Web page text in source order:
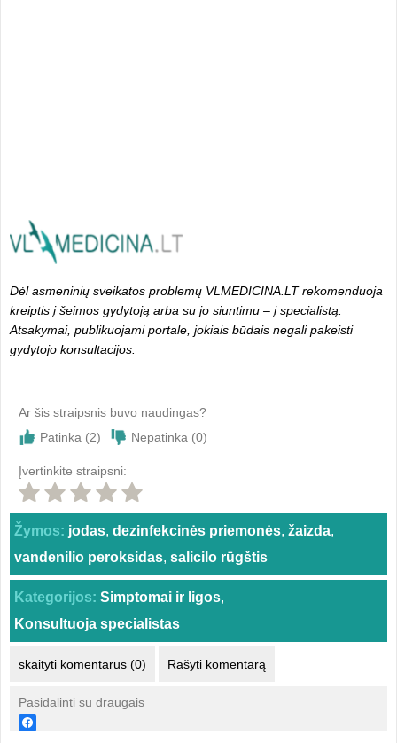
Dėl asmeninių sveikatos problemų VLMEDICINA.LT rekomenduoja
kreiptis į šeimos gydytoją arba su jo siuntimu – į specialistą.
Atsakymai, publikuojami portale, jokiais būdais negali pakeisti
gydytojo konsultacijos.
Ar šis straipsnis buvo naudingas?
Patinka (2) Nepatinka (0)
Įvertinkite straipsni:
Žymos: jodas, dezinfekcinės priemonės, žaizda,
vandenilio peroksidas, salicilo rūgštis
Kategorijos: Simptomai ir ligos,
Konsultuoja specialistas
skaityti komentarus (0) Rašyti komentarą
Pasidalinti su draugais